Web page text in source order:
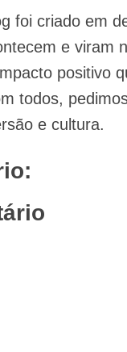
foi criado em
e viram
positivo
todos,
e cultura.